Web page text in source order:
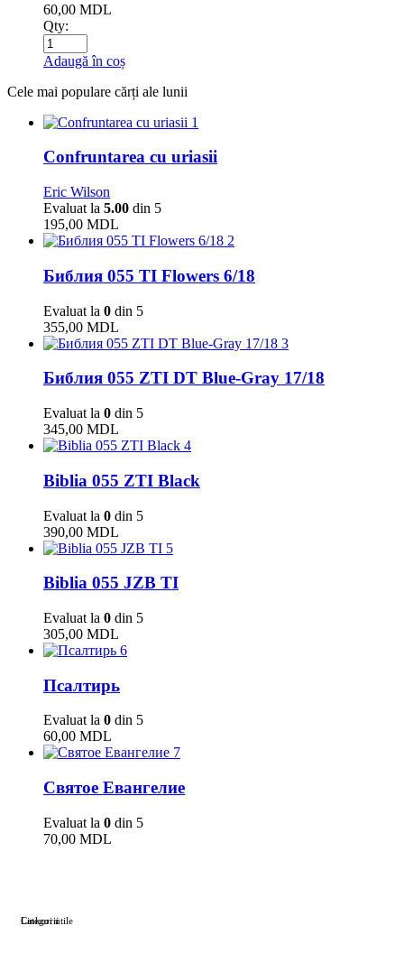
60,00 MDL
Qty:
Adaugă în coș
Cele mai populare cărți ale lunii
1
Confruntarea cu uriasii
Eric Wilson
Evaluat la 5.00 din 5
195,00 MDL
2
Библия 055 TI Flowers 6/18
Evaluat la 0 din 5
355,00 MDL
3
Библия 055 ZTI DT Blue-Gray 17/18
Evaluat la 0 din 5
345,00 MDL
4
Biblia 055 ZTI Black
Evaluat la 0 din 5
390,00 MDL
5
Biblia 055 JZB TI
Evaluat la 0 din 5
305,00 MDL
6
Псалтирь
Evaluat la 0 din 5
60,00 MDL
7
Святое Евангелие
Evaluat la 0 din 5
70,00 MDL
Categorii
Linkuri utile